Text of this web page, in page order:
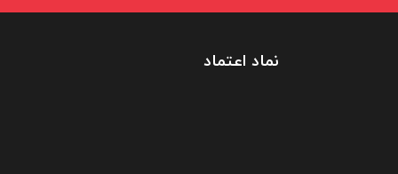
نماد اعتماد